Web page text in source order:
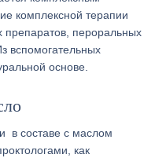
комплексной терапии
пероральных
вспомогательных
основе.
в составе с маслом
как